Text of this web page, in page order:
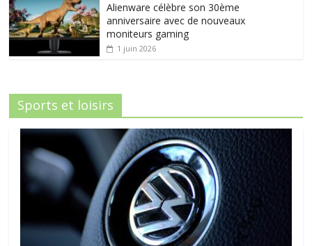
Alienware célèbre son 30ème
anniversaire avec de nouveaux
moniteurs gaming
1 juin 2026
Sports et loisirs